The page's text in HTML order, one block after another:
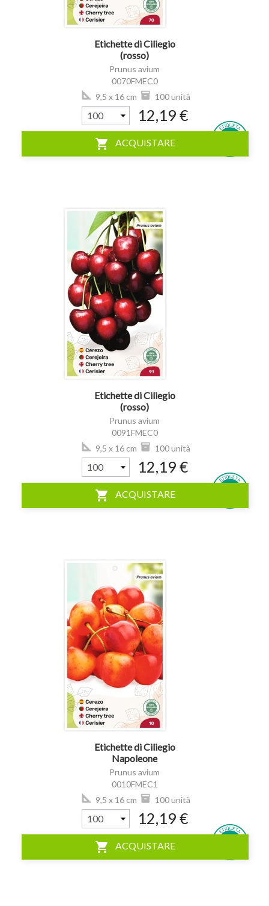
Etichette di Ciliegio
(rosso)
Prunus avium
0070FMEC0
9,5 x 16 cm
100 unità
12,19 €
shopping_cart ACQUISTARE
Etichette di Ciliegio
(rosso)
Prunus avium
0091FMEC0
9,5 x 16 cm
100 unità
12,19 €
shopping_cart ACQUISTARE
Etichette di Ciliegio
Napoleone
Prunus avium
0010FMEC1
9,5 x 16 cm
100 unità
12,19 €
shopping_cart ACQUISTARE